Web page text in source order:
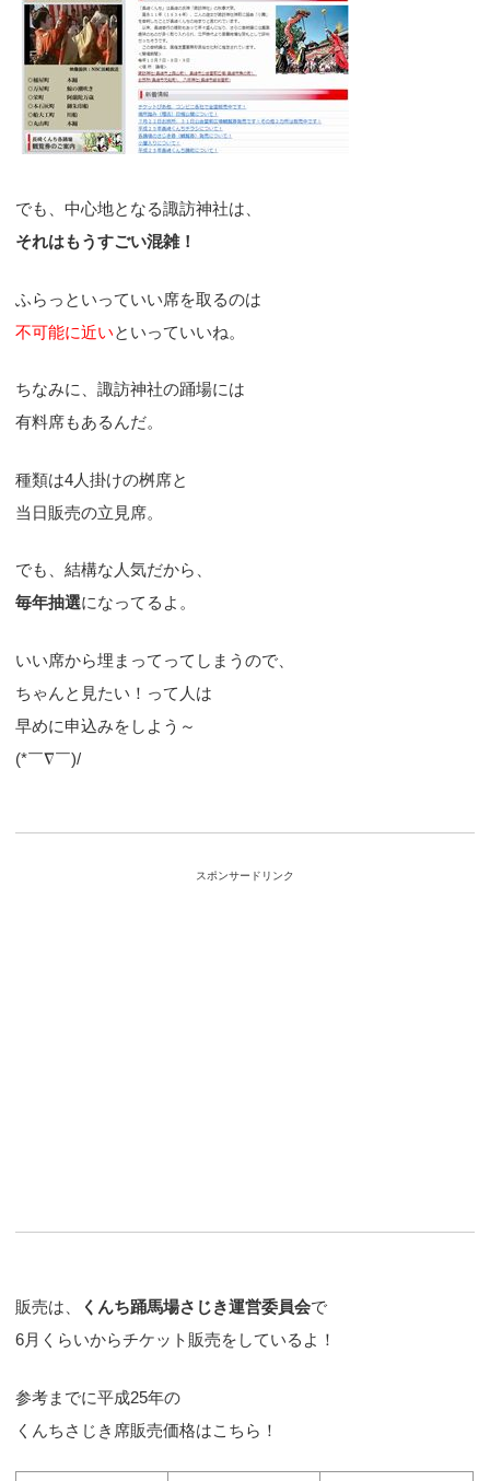
でも、中心地となる諏訪神社は、
それはもうすごい混雑！
ふらっといっていい席を取るのは
不可能に近いといっていいね。
ちなみに、諏訪神社の踊場には
有料席もあるんだ。
種類は4人掛けの桝席と
当日販売の立見席。
でも、結構な人気だから、
毎年抽選になってるよ。
いい席から埋まってってしまうので、
ちゃんと見たい！って人は
早めに申込みをしよう～
(*￣∇￣)/
スポンサードリンク
販売は、 くんち踊馬場さじき運営委員会で
6月くらいからチケット販売をしているよ！
参考までに平成25年の
くんちさじき席販売価格はこちら！